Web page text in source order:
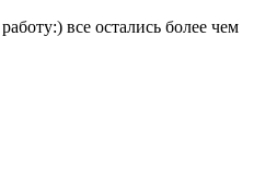
все остались более чем